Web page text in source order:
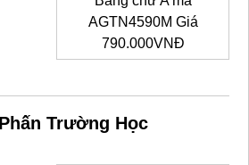
AGTN4590M Giá
790.000VNĐ
Trường Học